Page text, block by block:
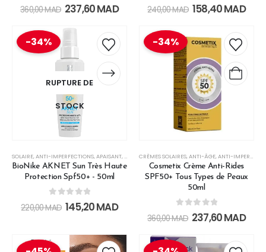
out of 5
360,00MAD 237,60MAD out of 5
240,00MAD 158,40MAD
-34%
RUPTURE DE
STOCK
SOLAIRE,ANTI-IMPERFECTIONS,APAISANT,CRÈMES SOLAIRES,HAUTE PROTECTION,LES SOINS
BioNike AKNET Sun Très Haute
Protection Spf50+ - 50ml
out of 5
220,00MAD 145,20MAD
-34%
CRÈMES SOLAIRES,ANTI-ÂGE,ANTI-IMPERFECTIONS
Cosmetix Crème Anti-Rides
SPF50+ Tous Types de Peaux
50ml
out of 5
360,00MAD 237,60MAD